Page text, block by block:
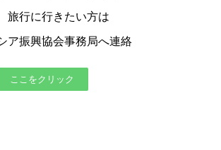
に行きたい方は
ア振興協会事務局へ連絡
ここをクリック